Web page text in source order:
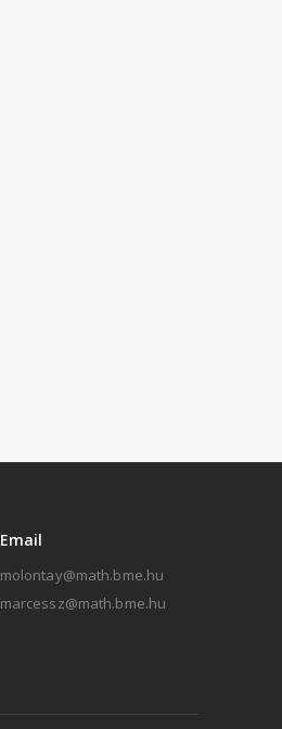
Email
molontay@math.bme.hu
marcessz@math.bme.hu